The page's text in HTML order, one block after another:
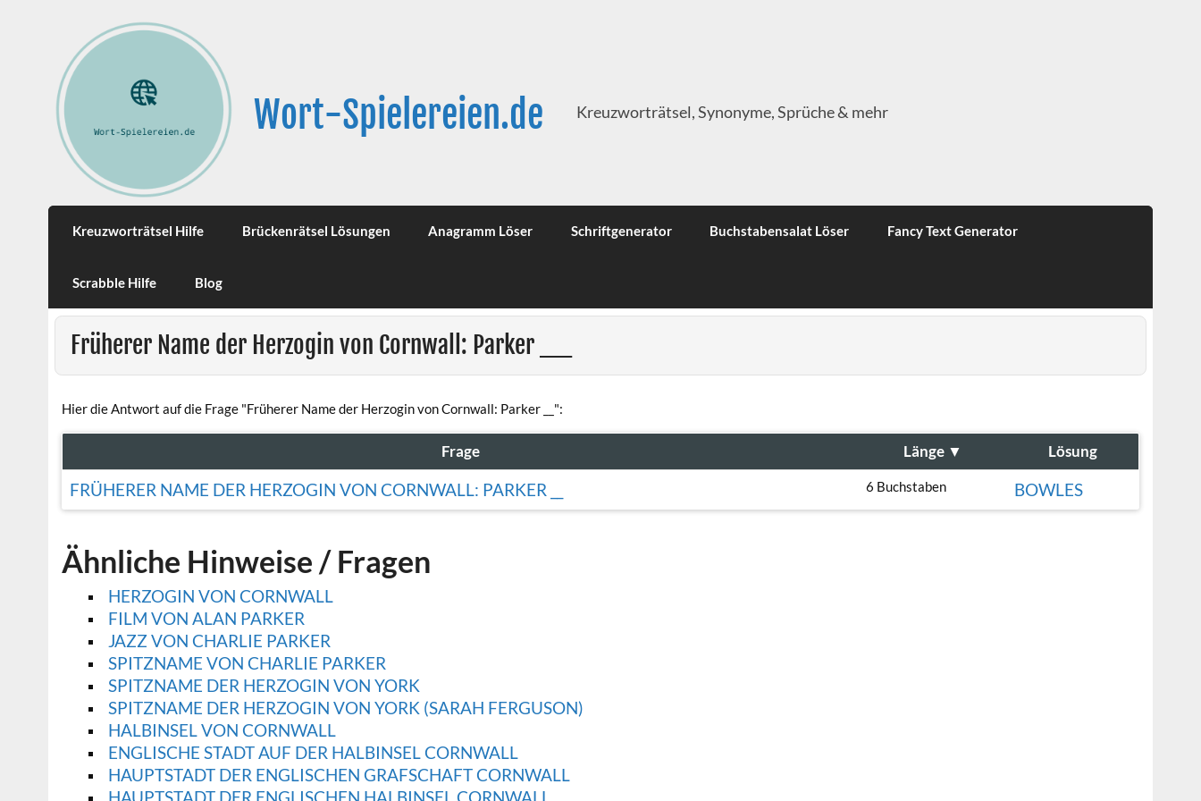
Wort-Spielereien.de Kreuzworträtsel, Synonyme, Sprüche & mehr
Kreuzworträtsel Hilfe Brückenrätsel Lösungen Anagramm Löser Schriftgenerator Buchstabensalat Löser Fancy Text Generator
Scrabble Hilfe Blog
Früherer Name der Herzogin von Cornwall: Parker __
Hier die Antwort auf die Frage "Früherer Name der Herzogin von Cornwall: Parker __":
Frage Länge ▼ Lösung
FRÜHERER NAME DER HERZOGIN VON CORNWALL: PARKER __ 6 Buchstaben BOWLES
Ähnliche Hinweise / Fragen
HERZOGIN VON CORNWALL
FILM VON ALAN PARKER
JAZZ VON CHARLIE PARKER
SPITZNAME VON CHARLIE PARKER
SPITZNAME DER HERZOGIN VON YORK
SPITZNAME DER HERZOGIN VON YORK (SARAH FERGUSON)
HALBINSEL VON CORNWALL
ENGLISCHE STADT AUF DER HALBINSEL CORNWALL
HAUPTSTADT DER ENGLISCHEN GRAFSCHAFT CORNWALL